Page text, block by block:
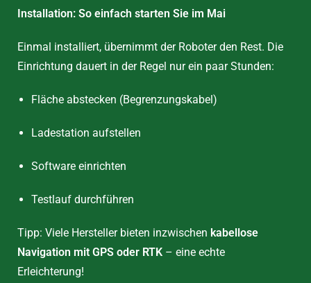
Installation: So einfach starten Sie im Mai
Einmal installiert, übernimmt der Roboter den Rest. Die
Einrichtung dauert in der Regel nur ein paar Stunden:
Fläche abstecken (Begrenzungskabel)
Ladestation aufstellen
Software einrichten
Testlauf durchführen
Tipp: Viele Hersteller bieten inzwischen kabellose
Navigation mit GPS oder RTK – eine echte
Erleichterung!